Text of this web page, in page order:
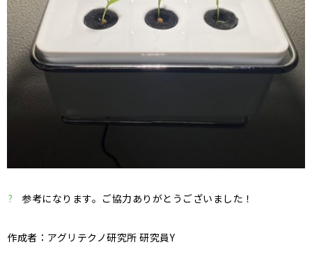
? 参考になります。ご協力ありがとうございました！
作成者：アグリテクノ研究所 研究員Y